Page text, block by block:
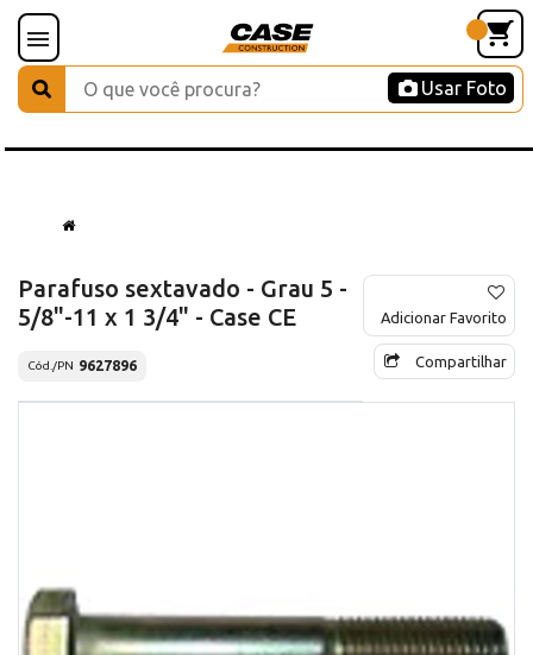
Usar Foto
Parafuso sextavado - Grau 5 -
5/8"-11 x 1 3/4" - Case CE
Cód./PN 9627896
Adicionar Favorito
Compartilhar